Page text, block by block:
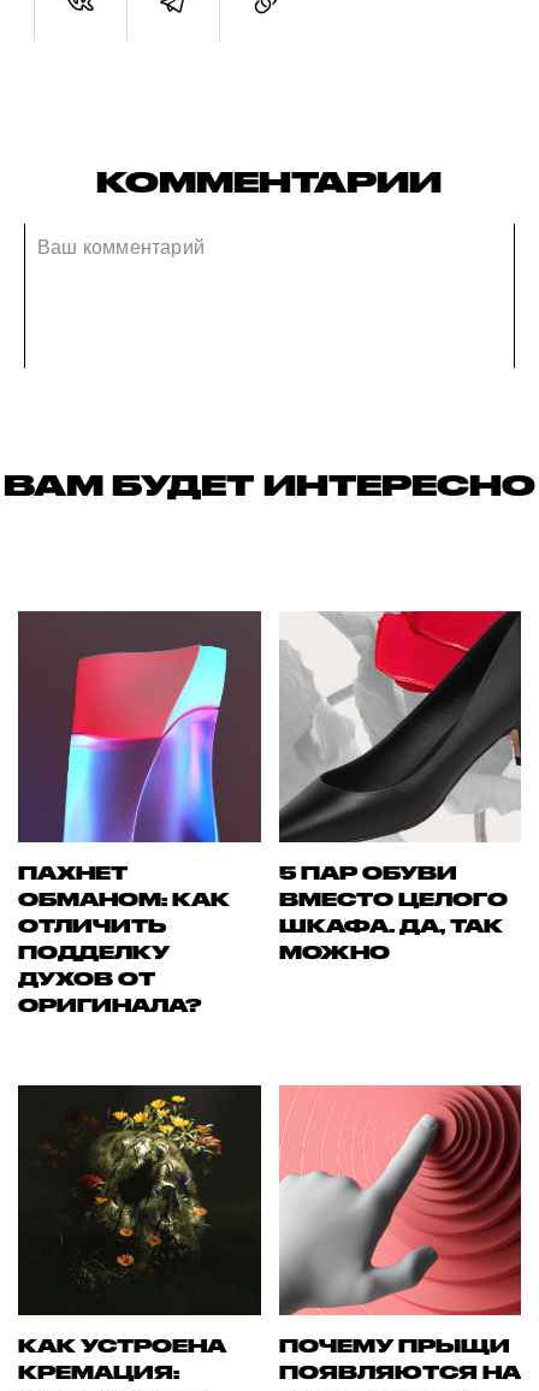
КОММЕНТАРИИ
ВАМ БУДЕТ ИНТЕРЕСНО
ПАХНЕТ
ОБМАНОМ: КАК
ОТЛИЧИТЬ
ПОДДЕЛКУ
ДУХОВ ОТ
ОРИГИНАЛА?
5 ПАР ОБУВИ
ВМЕСТО ЦЕЛОГО
ШКАФА. ДА, ТАК
МОЖНО
КАК УСТРОЕНА
КРЕМАЦИЯ:
ПОЧЕМУ ПРЫЩИ
ПОЯВЛЯЮТСЯ НА